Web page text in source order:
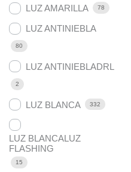
LUZ AMARILLA 78
LUZ ANTINIEBLA
80
LUZ ANTINIEBLADRL
2
LUZ BLANCA 332
LUZ BLANCALUZ
FLASHING
15